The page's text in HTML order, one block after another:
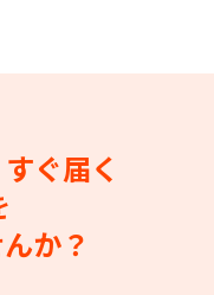
ぐ届く
か？